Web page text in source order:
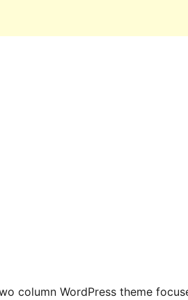
column WordPress theme